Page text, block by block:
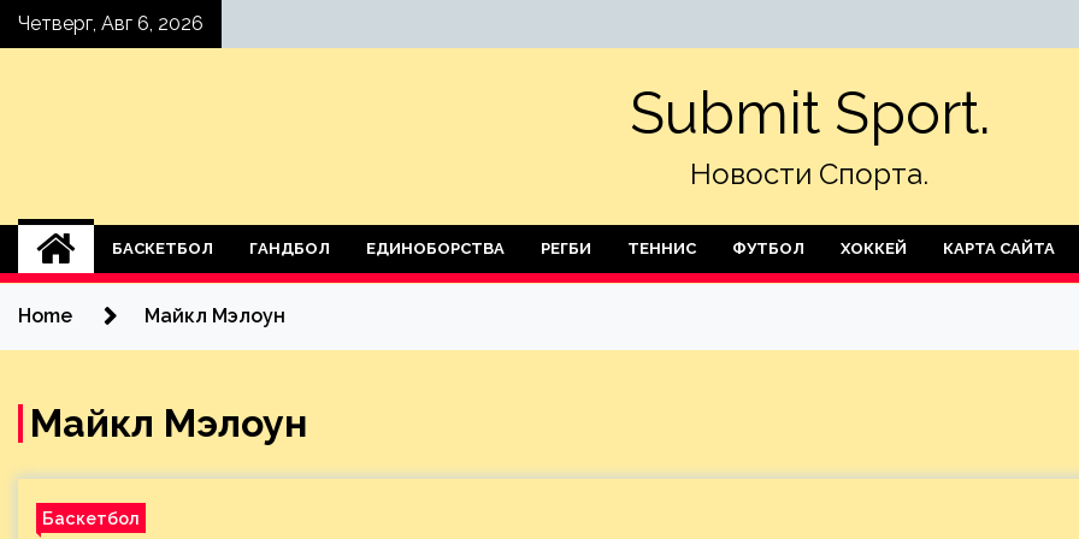
SkipЧетверг, Авг 6, 2026
Submit Sport.
Новости Спорта.
БАСКЕТБОЛ ГАНДБОЛ ЕДИНОБОРСТВА РЕГБИ ТЕННИС ФУТБОЛ ХОККЕЙ КАРТА САЙТА
Home Майкл Мэлоун
Майкл Мэлоун
Баскетбол